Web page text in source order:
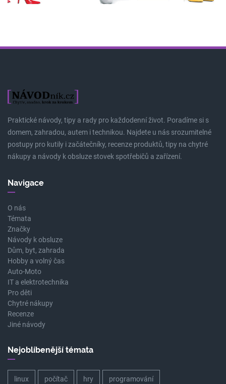
Praktické návody, tipy a rady pro každodenní život. Poradíme si s
domem, zahradou, autem i technikou. Najdete u nás srozumitelné
postupy pro kutily i začátečníky, recenze produktů, tipy na chytré
nákupy a návody k obsluze stovek spotřebičů a zařízení.
Navigace
O nás
Témata
Značky
Návody k obsluze
Dům, byt, zahrada
Hobby a volný čas
Auto-Moto
IT a elektrotechnika
Pro děti
Chytré nákupy
Recenze
Jiné návody
Nejoblíbenější témata
linux počítač hry programování